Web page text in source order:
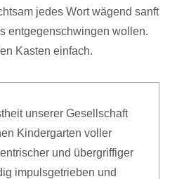
jedes Wort wägend sanft
entgegenschwingen wollen.
Kasten einfach.
unserer Gesellschaft
Kindergarten voller
und übergriffiger
impulsgetrieben und